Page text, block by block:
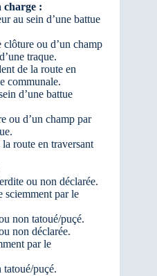
charge :
au sein d’une battue
clôture ou d’un champ
traque.
de la route en
communale.
d’une battue
ou d’un champ par
route en traversant
ou non déclarée.
sciemment par le
non tatoué/puçé.
non déclarée.
par le
puçé.